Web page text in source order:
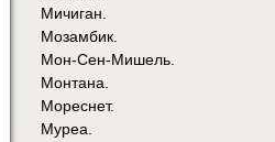
Мичиган.
Мозамбик.
Мон-Сен-Мишель.
Монтана.
Мореснет.
Муреа.